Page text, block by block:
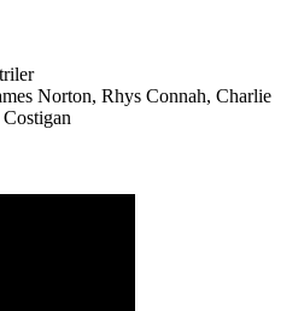
Norton, Rhys Connah, Charlie